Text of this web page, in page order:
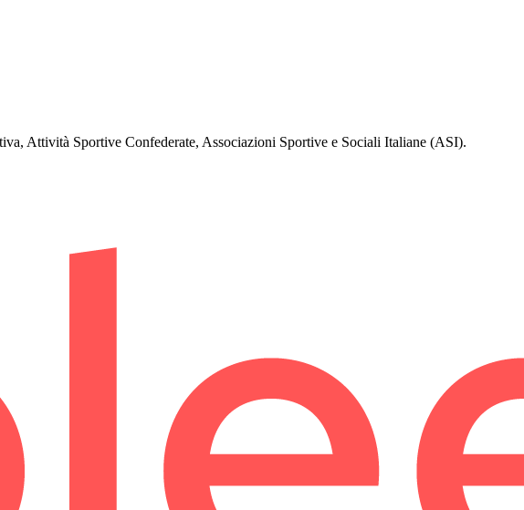
Attività Sportive Confederate, Associazioni Sportive e Sociali Italiane (ASI).